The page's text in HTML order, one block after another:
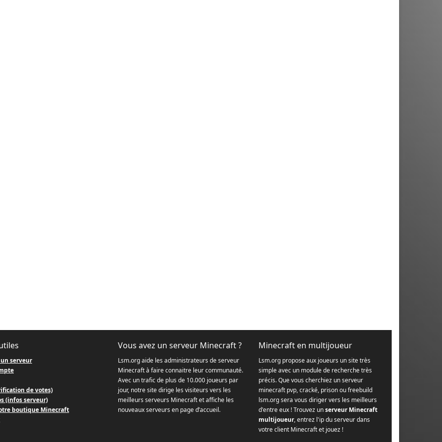
serveur
de votes)
(infos serveur)
boutique Minecraft
Vous avez un serveur Minecraft ?
Lsm.org aide les administrateurs de serveur
Minecraft à faire connaitre leur communauté.
Avec un trafic de plus de 10.000 joueurs par
jour, notre site dirige les visiteurs vers les
meilleurs serveurs Minecraft et affiche les
nouveaux serveurs en page d’accueil.
Minecraft en multijoueur
Lsm.org propose aux joueurs un site très
simple avec un module de recherche très
précis. Que vous cherchiez un serveur
minecraft pvp, cracké, prison ou freebuild
lsm.org sera vous diriger vers les meilleurs
d'entre eux ! Trouvez unserveur Minecraft
multijoueur, entrez l'ip du serveur dans
votre client Minecraft et jouez !